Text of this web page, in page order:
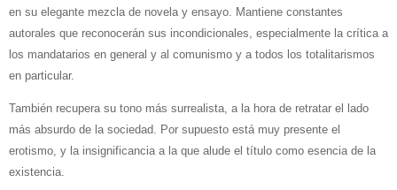
en su elegante mezcla de novela y ensayo. Mantiene constantes
autorales que reconocerán sus incondicionales, especialmente la crítica a
los mandatarios en general y al comunismo y a todos los totalitarismos
en particular.
También recupera su tono más surrealista, a la hora de retratar el lado
más absurdo de la sociedad. Por supuesto está muy presente el
erotismo, y la insignificancia a la que alude el título como esencia de la
existencia.